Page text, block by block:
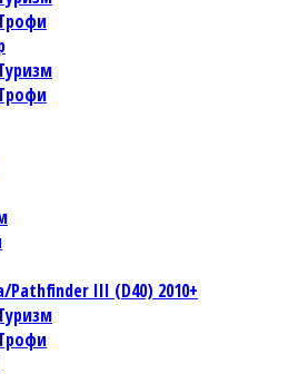
Pathfinder III (D40) 2010+